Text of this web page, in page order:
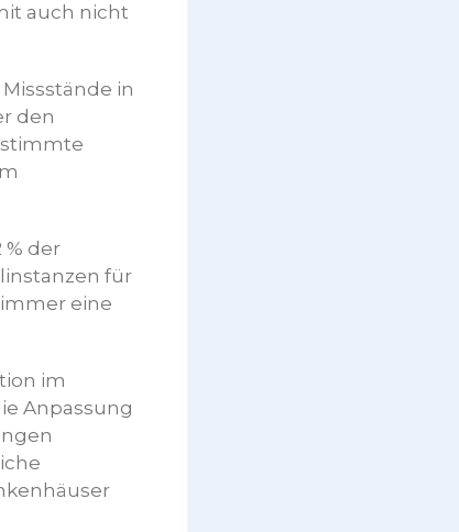
auch nicht
in
den
% der
für
eine
im
Anpassung